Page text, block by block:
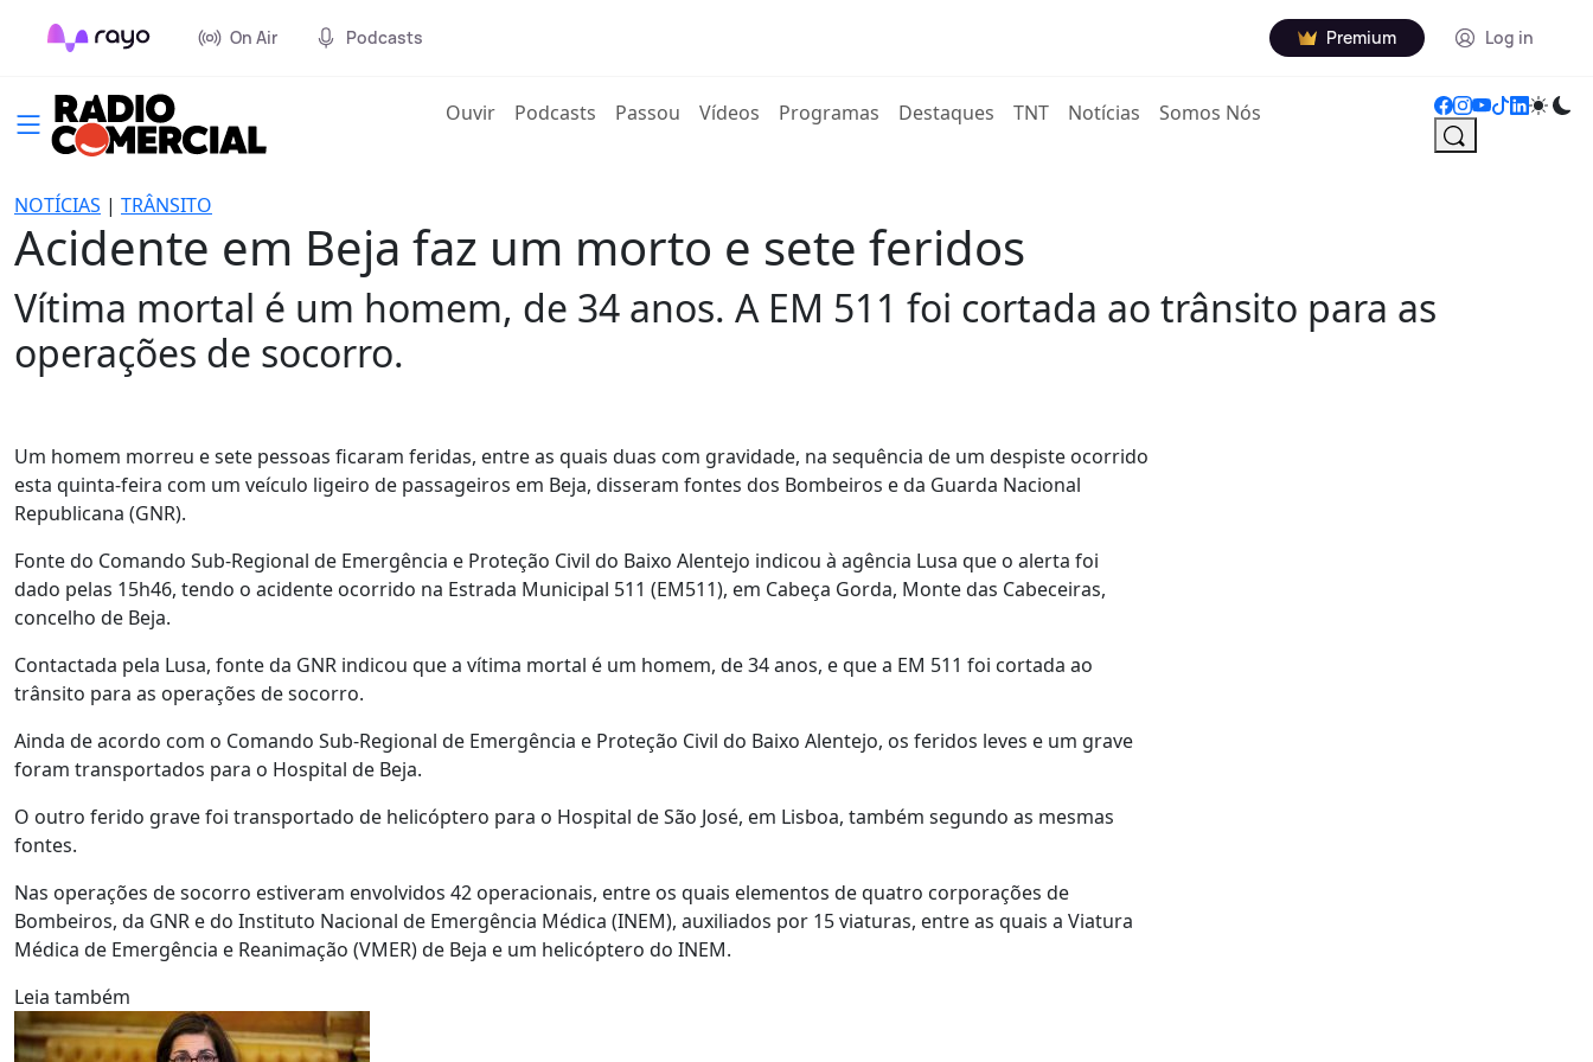
On Air Podcasts Premium Log in
Ouvir(current)
Podcasts Passou Vídeos Programas Destaques TNT Notícias Somos Nós
NOTÍCIAS | TRÂNSITO
Acidente em Beja faz um morto e sete feridos
Vítima mortal é um homem, de 34 anos. A EM 511 foi cortada ao trânsito para as
operações de socorro.
Um homem morreu e sete pessoas ficaram feridas, entre as quais duas com gravidade, na sequência de um despiste ocorrido
esta quinta-feira com um veículo ligeiro de passageiros em Beja, disseram fontes dos Bombeiros e da Guarda Nacional
Republicana (GNR).
Fonte do Comando Sub-Regional de Emergência e Proteção Civil do Baixo Alentejo indicou à agência Lusa que o alerta foi
dado pelas 15h46, tendo o acidente ocorrido na Estrada Municipal 511 (EM511), em Cabeça Gorda, Monte das Cabeceiras,
concelho de Beja.
Contactada pela Lusa, fonte da GNR indicou que a vítima mortal é um homem, de 34 anos, e que a EM 511 foi cortada ao
trânsito para as operações de socorro.
Ainda de acordo com o Comando Sub-Regional de Emergência e Proteção Civil do Baixo Alentejo, os feridos leves e um grave
foram transportados para o Hospital de Beja.
O outro ferido grave foi transportado de helicóptero para o Hospital de São José, em Lisboa, também segundo as mesmas
fontes.
Nas operações de socorro estiveram envolvidos 42 operacionais, entre os quais elementos de quatro corporações de
Bombeiros, da GNR e do Instituto Nacional de Emergência Médica (INEM), auxiliados por 15 viaturas, entre as quais a Viatura
Médica de Emergência e Reanimação (VMER) de Beja e um helicóptero do INEM.
Leia também